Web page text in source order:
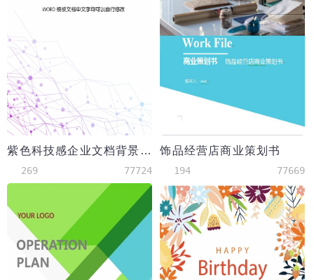
紫色科技感企业文档背景word模板
269 77724
饰品经营店商业策划书
194 77669